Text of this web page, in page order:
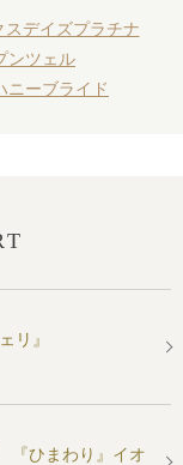
スデイズプラチナ
ンツェル
ニーブライド
リ』
ひまわり』イオ